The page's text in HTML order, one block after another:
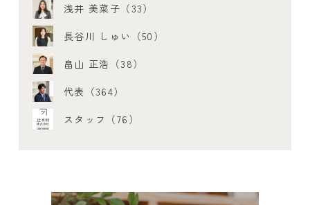
浅井 美菜子（33）
長谷川 しゅい（50）
畠山 正浩（38）
代表（364）
スタッフ（76）